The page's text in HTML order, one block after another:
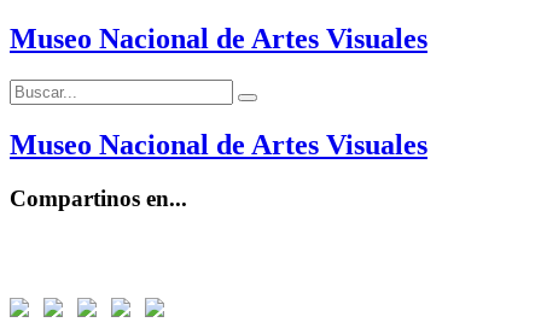
Museo Nacional de Artes Visuales
Buscar:
Buscar
Museo Nacional de Artes Visuales
Compartinos en...